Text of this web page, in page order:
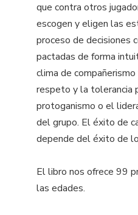
que contra otros
escogen y eligen las
proceso de decisiones
pactadas de forma
clima de
respeto y la tolerancia
protoganismo o el
del grupo. El éxito de
depende del éxito de
El libro nos ofrece 99
las edades.